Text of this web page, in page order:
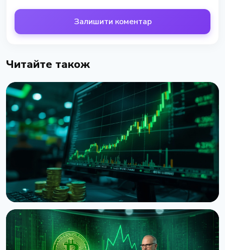
Залишити коментар
Читайте також
НОВИНА
Bitcoin показує death cross попри стрибок до $65
300 на даних США